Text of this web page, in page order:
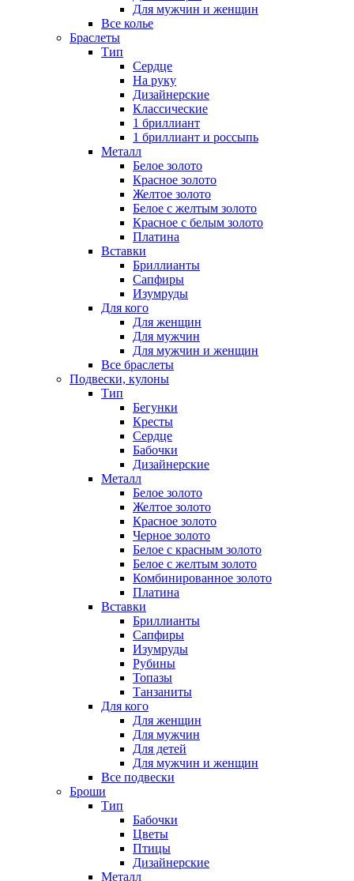
Для мужчин и женщин
Все колье
Браслеты
Тип
Сердце
На руку
Дизайнерские
Классические
1 бриллиант
1 бриллиант и россыпь
Металл
Белое золото
Красное золото
Желтое золото
Белое с желтым золото
Красное с белым золото
Платина
Вставки
Бриллианты
Сапфиры
Изумруды
Для кого
Для женщин
Для мужчин
Для мужчин и женщин
Все браслеты
Подвески, кулоны
Тип
Бегунки
Кресты
Сердце
Бабочки
Дизайнерские
Металл
Белое золото
Желтое золото
Красное золото
Черное золото
Белое с красным золото
Белое с желтым золото
Комбинированное золото
Платина
Вставки
Бриллианты
Сапфиры
Изумруды
Рубины
Топазы
Танзаниты
Для кого
Для женщин
Для мужчин
Для детей
Для мужчин и женщин
Все подвески
Броши
Тип
Бабочки
Цветы
Птицы
Дизайнерские
Металл